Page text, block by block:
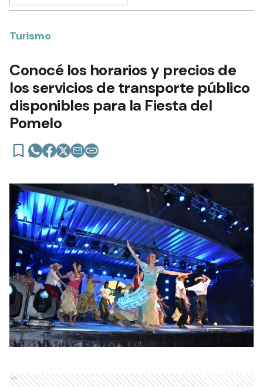
Turismo
Conocé los horarios y precios de
los servicios de transporte público
disponibles para la Fiesta del
Pomelo
Ads